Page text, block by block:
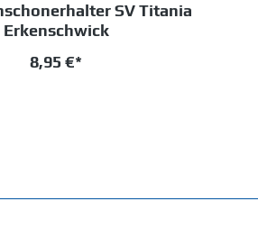
SV Titania
Erkenschwick
8,95 €*